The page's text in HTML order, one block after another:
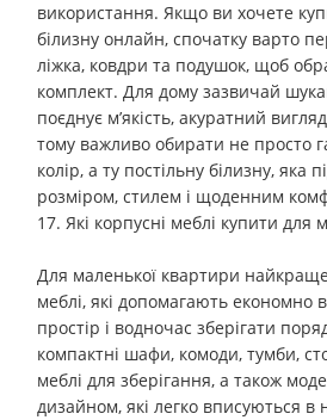
використання. Якщо ви хочете
білизну онлайн, спочатку варто
ліжка, ковдри та подушок, щоб
комплект. Для дому зазвичай
поєднує м’якість, акуратний
тому важливо обирати не просто
колір, а ту постільну білизну, яка
розміром, стилем і щоденним
17. Які корпусні меблі купити для
Для маленької квартири
меблі, які допомагають економно
простір і водночас зберігати
компактні шафи, комоди, тумби,
меблі для зберігання, а також
дизайном, які легко вписуються в